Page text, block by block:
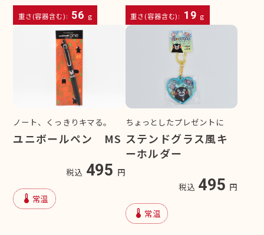
重さ(容器含む): 56 g 重さ(容器含む): 19 g
ノート、くっきりキマる。
ユニボールペン MS
税込 495 円
device_thermostat 常温
ちょっとしたプレゼントに
ステンドグラス風キ
ーホルダー
税込 495 円
device_thermostat 常温